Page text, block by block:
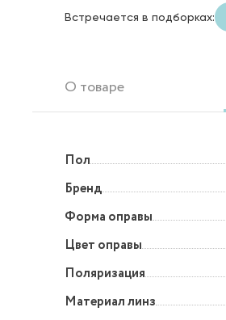
Встречается в подборках:
О товаре
Пол
Бренд
Форма оправы
Цвет оправы
Поляризация
Материал линз